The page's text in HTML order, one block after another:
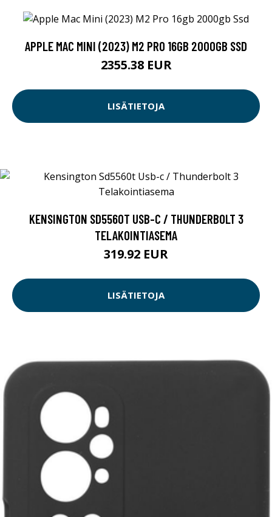
APPLE MAC MINI (2023) M2 PRO 16GB 2000GB SSD
2355.38 EUR
LISÄTIETOJA
KENSINGTON SD5560T USB-C / THUNDERBOLT 3
TELAKOINTIASEMA
319.92 EUR
LISÄTIETOJA